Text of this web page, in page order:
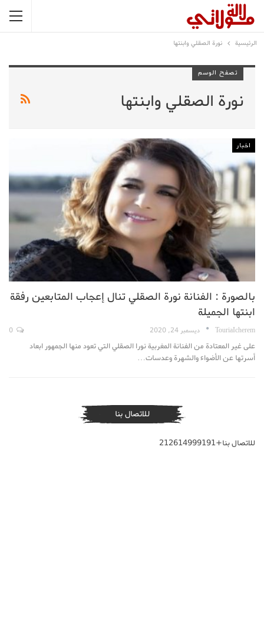
الرئيسية نورة الصقلي وابنتها
تصفح الوسم
نورة الصقلي وابنتها
اخبار
بالصورة : الفنانة نورة الصقلي تنال إعجاب المتابعين رفقة
ابنتها الجميلة
TouriaIcherem ديسمبر 24, 2020
على غير المعتادة من الفنانة المغربية نورا الصقلي التي تعود منها الجمهور ابعاد
أسرتها عن الأضواء والشهرة وعدسات…
للاتصال بنا
للاتصال بنا+212614999191